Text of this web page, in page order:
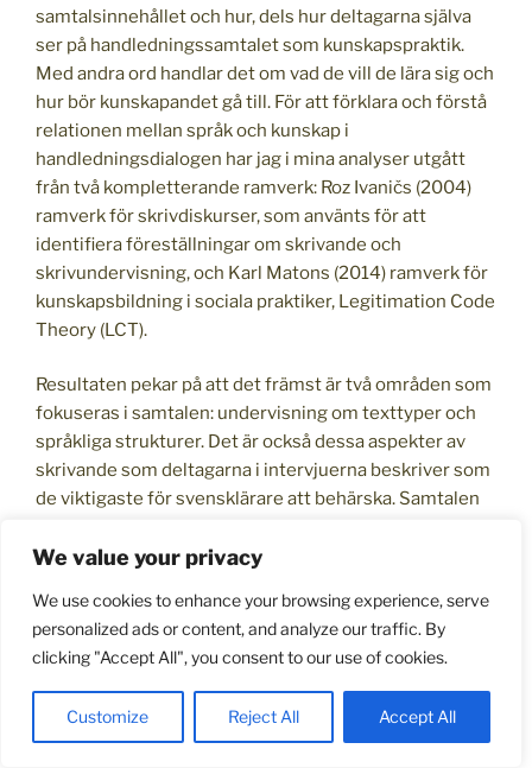
We value your privacy
We use cookies to enhance your browsing experience, serve
personalized ads or content, and analyze our traffic. By
clicking "Accept All", you consent to our use of cookies.
Customize Reject All Accept All
samtalsinnehållet och hur, dels hur deltagarna själva
ser på handledningssamtalet som kunskapspraktik.
Med andra ord handlar det om vad de vill de lära sig och
hur bör kunskapandet gå till. För att förklara och förstå
relationen mellan språk och kunskap i
handledningsdialogen har jag i mina analyser utgått
från två kompletterande ramverk: Roz Ivaničs (2004)
ramverk för skrivdiskurser, som använts för att
identifiera föreställningar om skrivande och
skrivundervisning, och Karl Matons (2014) ramverk för
kunskapsbildning i sociala praktiker, Legitimation Code
Theory (LCT).
Resultaten pekar på att det främst är två områden som
fokuseras i samtalen: undervisning om texttyper och
språkliga strukturer. Det är också dessa aspekter av
skrivande som deltagarna i intervjuerna beskriver som
de viktigaste för svensklärare att behärska. Samtalen
didaktiskavad-frågan, som i hög grad styrs av kurs- och
samtalen öppnar upp för möjligheten att
byggapedagogisk innehållskunskap , det vill säga
kunskap om hur ett ämnesinnehåll kan undervisas för
en specifik elevgrupp. Här ligger fokus på genre-,
färdighets- och processorienterad undervisning. De